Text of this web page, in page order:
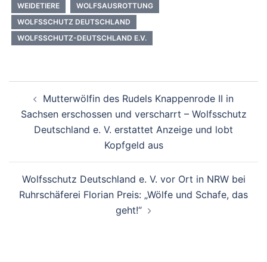
WEIDETIERE
WOLFSAUSROTTUNG
WOLFSSCHUTZ DEUTSCHLAND
WOLFSSCHUTZ-DEUTSCHLAND E.V.
Mutterwölfin des Rudels Knappenrode II in
Sachsen erschossen und verscharrt – Wolfsschutz
Deutschland e. V. erstattet Anzeige und lobt
Kopfgeld aus
Wolfsschutz Deutschland e. V. vor Ort in NRW bei
Ruhrschäferei Florian Preis: „Wölfe und Schafe, das
geht!“